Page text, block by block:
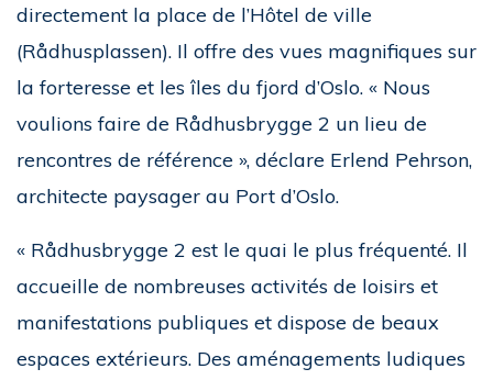
directement la place de l’Hôtel de ville
(Rådhusplassen). Il offre des vues magnifiques sur
la forteresse et les îles du fjord d’Oslo. « Nous
voulions faire de Rådhusbrygge 2 un lieu de
rencontres de référence », déclare Erlend Pehrson,
architecte paysager au Port d’Oslo.
« Rådhusbrygge 2 est le quai le plus fréquenté. Il
accueille de nombreuses activités de loisirs et
manifestations publiques et dispose de beaux
espaces extérieurs. Des aménagements ludiques